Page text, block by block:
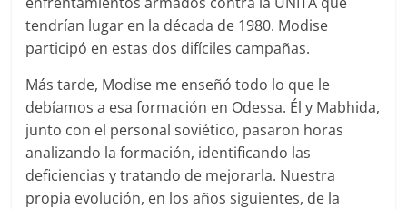
tendrían lugar en la década de 1980. Modise
participó en estas dos difíciles campañas.
Más tarde, Modise me enseñó todo lo que le
debíamos a esa formación en Odessa. Él y Mabhida,
junto con el personal soviético, pasaron horas
analizando la formación, identificando las
deficiencias y tratando de mejorarla. Nuestra
propia evolución, en los años siguientes, de la